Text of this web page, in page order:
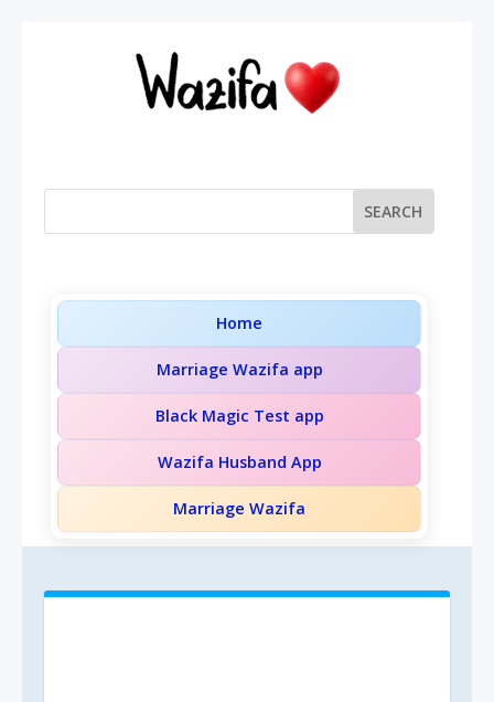
Home
Marriage Wazifa app
Black Magic Test app
Wazifa Husband App
Marriage Wazifa